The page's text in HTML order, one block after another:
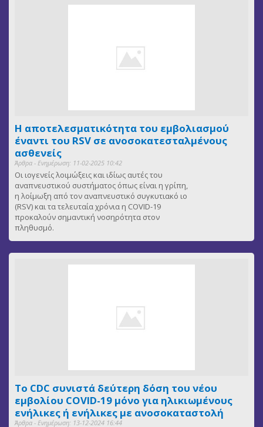
Η αποτελεσματικότητα του εμβολιασμού
έναντι του RSV σε ανοσοκατεσταλμένους
ασθενείς
Άρθρα - Ενημέρωση: 11-02-2025 10:42
Οι ιογενείς λοιμώξεις και ιδίως αυτές του
αναπνευστικού συστήματος όπως είναι η γρίπη,
η λοίμωξη από τον αναπνευστικό συγκυτιακό ιο
(RSV) και τα τελευταία χρόνια η COVID-19
προκαλούν σημαντική νοσηρότητα στον
πληθυσμό.
Το CDC συνιστά δεύτερη δόση του νέου
εμβολίου COVID-19 μόνο για ηλικιωμένους
ενήλικες ή ενήλικες με ανοσοκαταστολή
Άρθρα - Ενημέρωση: 13-12-2024 16:44